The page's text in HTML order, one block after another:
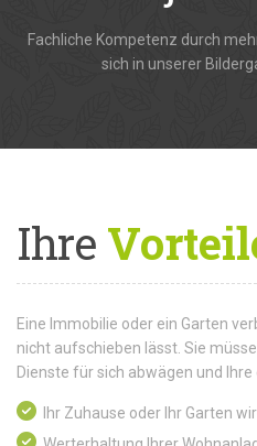
Fachliche Kompetenz durch
sich in unserer
Ihre
Eine Immobilie oder ein Garten
nicht aufschieben lässt. Sie
Dienste für sich abwägen und
Ihr Zuhause oder Ihr Garten